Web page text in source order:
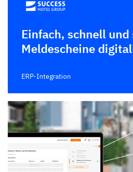
Einfach, schnell und
Meldescheine
ERP-Integration